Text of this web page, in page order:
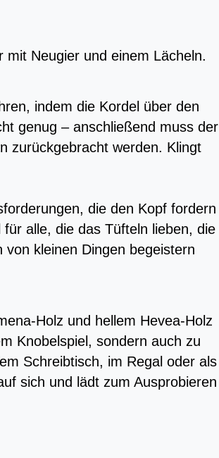
mit Neugier und einem Lächeln.
indem die Kordel über den
genug – anschließend muss der
zurückgebracht werden. Klingt
die den Kopf fordern
alle, die das Tüfteln lieben, die
kleinen Dingen begeistern
Holz und hellem Hevea-Holz
Knobelspiel, sondern auch zu
Schreibtisch, im Regal oder als
sich und lädt zum Ausprobieren